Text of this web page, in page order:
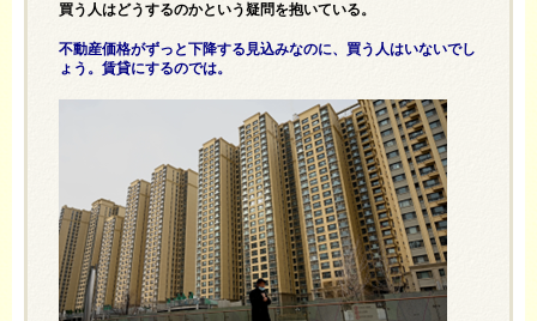
買う人はどうするのかという疑問を抱いている。
不動産価格がずっと下降する見込みなのに、買う人はいないでし
ょう。賃貸にするのでは。